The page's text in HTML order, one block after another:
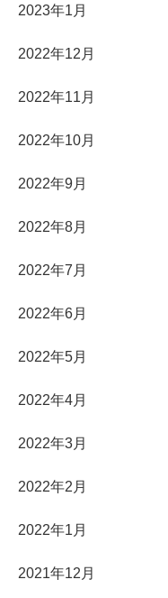
2023年1月
2022年12月
2022年11月
2022年10月
2022年9月
2022年8月
2022年7月
2022年6月
2022年5月
2022年4月
2022年3月
2022年2月
2022年1月
2021年12月